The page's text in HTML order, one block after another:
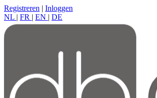
Registreren | Inloggen
NL | FR | EN | DE